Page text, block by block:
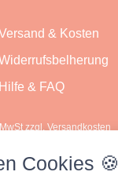
& Kosten
Hilfe & FAQ
zzgl. Versandkosten
Cookies 🍪